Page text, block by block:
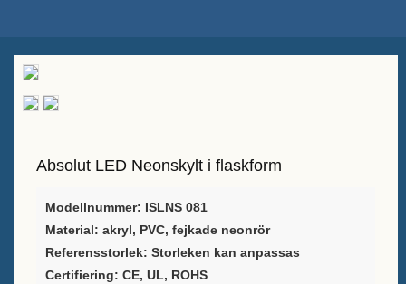
neonskyltslösningar
spritflaskutställning
A-rams kalktavleskyltar till salu
Leverantör av
vinförpackningslösningar
Absolut LED Neonskylt i flaskform
Modellnummer: ISLNS 081
Material: akryl, PVC, fejkade neonrör
Referensstorlek: Storleken kan anpassas
Certifiering: CE, UL, ROHS